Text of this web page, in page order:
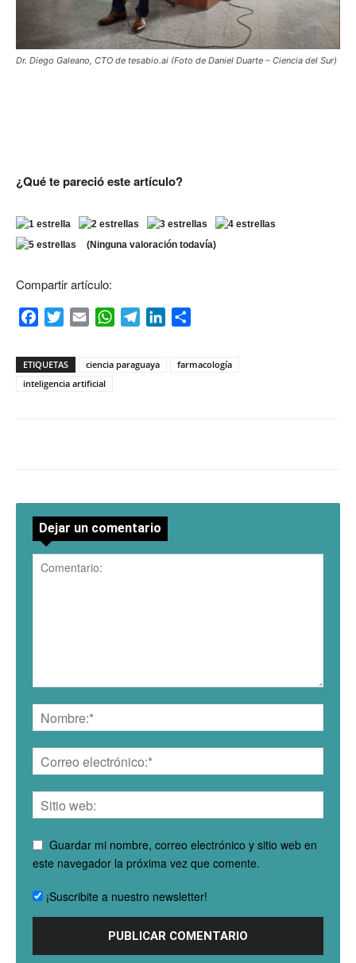
Dr. Diego Galeano, CTO de tesabio.ai (Foto de Daniel Duarte – Ciencia del Sur)
¿Qué te parecióeste artículo?
(Ninguna valoración todavía)
Compartir artículo:
FacebookTwitterEmail WhatsAppTelegramLinkedIn
ETIQUETAS ciencia paraguaya
farmacología
inteligencia artificial
Dejar un comentario
Guardar mi nombre, correo electrónico y sitio web en
este navegador la próxima vez que comente.
¡Suscribite a nuestro newsletter!